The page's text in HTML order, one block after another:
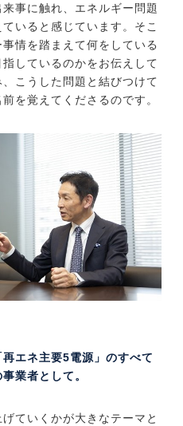
事に触れ、エネルギー問題
いると感じています。そこ
情を踏まえて何をしている
しているのかをお伝えして
こうした問題と結びつけて
を覚えてくださるのです。
エネ主要5電源」のすべて
業者として。
ていくかが大きなテーマと